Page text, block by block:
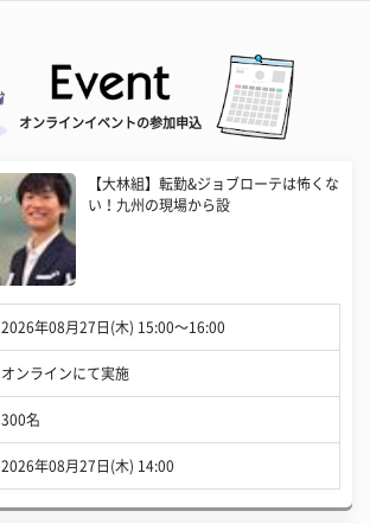
オンラインイベントの参加申込
【大林組】転勤&ジョブローテは怖くな
い！九州の現場から設
2026年08月27日(木) 15:00〜16:00
オンラインにて実施
300名
2026年08月27日(木) 14:00